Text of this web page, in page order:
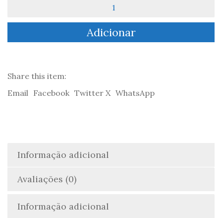
Nudez
-
Brito
Adicionar
Share this item:
Email Facebook Twitter X WhatsApp
Informação adicional
Avaliações (0)
Informação adicional